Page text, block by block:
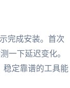
完成安装。首次
一下延迟变化。
稳定靠谱的工具能